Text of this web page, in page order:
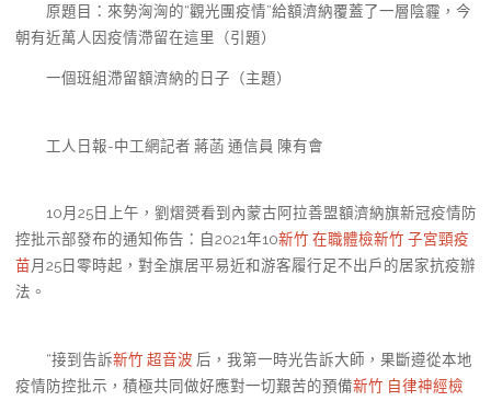
原題目：來勢洶洶的“觀光團疫情”給額濟納覆蓋了一層陰霾，今
朝有近萬人因疫情滯留在這里（引題）
一個班組滯留額濟納的日子（主題）
工人日報-中工網記者 蔣菡 通信員 陳有會
10月25日上午，劉熠赟看到內蒙古阿拉善盟額濟納旗新冠疫情防
控批示部發布的通知佈告：自2021年10新竹 在職體檢新竹 子宮頸疫
苗月25日零時起，對全旗居平易近和游客履行足不出戶的居家抗疫辦
法。
“接到告訴新竹 超音波 后，我第一時光告訴大師，果斷遵從本地
疫情防控批示，積極共同做好應對一切艱苦的預備新竹 自律神經檢